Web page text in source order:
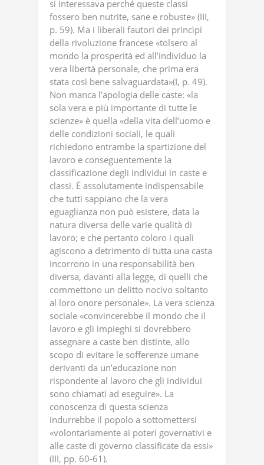
si interessava perché queste classi
fossero ben nutrite, sane e robuste» (III,
p. 59). Ma i liberali fautori dei princìpi
della rivoluzione francese «tolsero al
mondo la prosperità ed all’individuo la
vera libertà personale, che prima era
stata così bene salvaguardata»(I, p. 49).
Non manca l’apologia delle caste: «la
sola vera e più importante di tutte le
scienze» è quella «della vita dell’uomo e
delle condizioni sociali, le quali
richiedono entrambe la spartizione del
lavoro e conseguentemente la
classificazione degli individui in caste e
classi. È assolutamente indispensabile
che tutti sappiano che la vera
eguaglianza non può esistere, data la
natura diversa delle varie qualità di
lavoro; e che pertanto coloro i quali
agiscono a detrimento di tutta una casta
incorrono in una responsabilità ben
diversa, davanti alla legge, di quelli che
commettono un delitto nocivo soltanto
al loro onore personale». La vera scienza
sociale «convincerebbe il mondo che il
lavoro e gli impieghi si dovrebbero
assegnare a caste ben distinte, allo
scopo di evitare le sofferenze umane
derivanti da un’educazione non
rispondente al lavoro che gli individui
sono chiamati ad eseguire». La
conoscenza di questa scienza
indurrebbe il popolo a sottomettersi
«volontariamente ai poteri governativi e
alle caste di governo classificate da essi»
(III, pp. 60-61).